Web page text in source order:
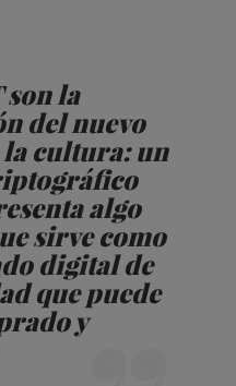
son la
del nuevo
la cultura: un
algo
sirve como
digital de
que puede
y